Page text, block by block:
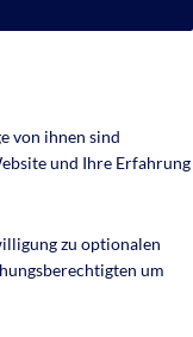
von ihnen sind
und Ihre Erfahrung
zu optionalen
um